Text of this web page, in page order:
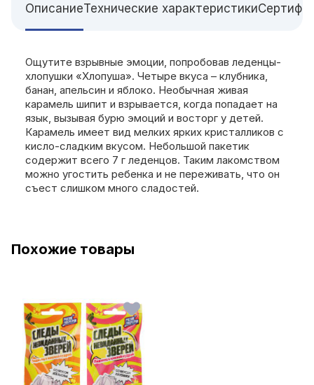
ОписаниеТехнические характеристики
Ощутите взрывные эмоции, попробовав леденцы-
хлопушки «Хлопуша». Четыре вкуса – клубника,
банан, апельсин и яблоко. Необычная живая
карамель шипит и взрывается, когда попадает на
язык, вызывая бурю эмоций и восторг у детей.
Карамель имеет вид мелких ярких кристалликов с
кисло-сладким вкусом. Небольшой пакетик
содержит всего 7 г леденцов. Таким лакомством
можно угостить ребенка и не переживать, что он
съест слишком много сладостей.
Похожие товары